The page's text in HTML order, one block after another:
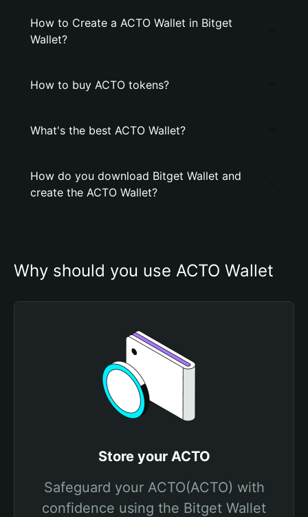
How to Create a ACTO Wallet in Bitget
Wallet?
How to buy ACTO tokens?
What's the best ACTO Wallet?
How do you download Bitget Wallet and
create the ACTO Wallet?
Why should you use ACTO Wallet
Store your ACTO
Safeguard your ACTO(ACTO) with
confidence using the Bitget Wallet